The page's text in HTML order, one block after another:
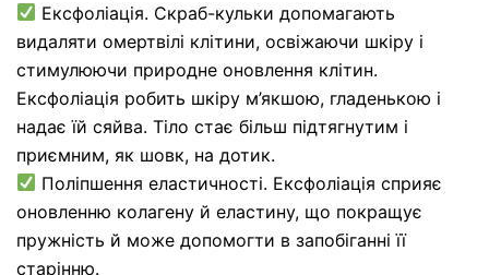
Ексфоліація. Скраб-кульки допомагають
видаляти омертвілі клітини, освіжаючи шкіру і
стимулюючи природне оновлення клітин.
Ексфоліація робить шкіру м’якшою, гладенькою і
надає їй сяйва. Тіло стає більш підтягнутим і
приємним, як шовк, на дотик.
Поліпшення еластичності. Ексфоліація сприяє
оновленню колагену й еластину, що покращує
пружність й може допомогти в запобіганні її
старінню.